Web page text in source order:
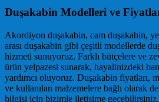
Duşakabin Modelleri ve
Akordiyon duşakabin, cam duşakabin,
arası duşakabin gibi çeşitli modellerde
hizmeti sunuyoruz. Farklı bütçelere ve
ürün yelpazesi sunarak, hayalinizdeki
yardımcı oluyoruz. Duşakabin fiyatları,
ve kullanılan malzemelere bağlı olarak
bilgisi için bizimle iletişime geçebilirsiniz.